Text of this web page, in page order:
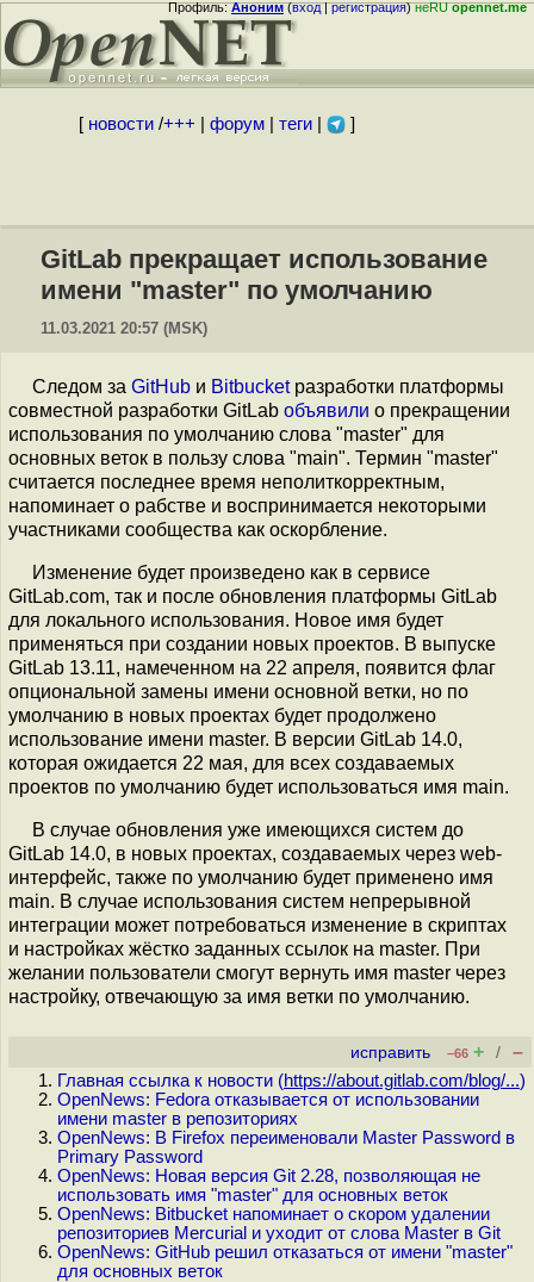
Профиль:Аноним(вход|регистрация)неRUopennet.me
[ новости/+++ форум| теги| ]
GitLab прекращает использование
имени "master" по умолчанию
11.03.2021 20:57 (MSK)
Следом за GitHub и Bitbucketразработки платформы
совместной разработки GitLab объявили о прекращении
использования по умолчанию слова "master" для
основных веток в пользу слова "main". Термин "master"
считается последнее время неполиткорректным,
напоминает о рабстве и воспринимается некоторыми
участниками сообщества как оскорбление.
Изменение будет произведено как в сервисе
GitLab.com, так и после обновления платформы GitLab
для локального использования. Новое имя будет
применяться при создании новых проектов. В выпуске
GitLab 13.11, намеченном на 22 апреля, появится флаг
опциональной замены имени основной ветки, но по
умолчанию в новых проектах будет продолжено
использование имени master. В версии GitLab 14.0,
которая ожидается 22 мая, для всех создаваемых
проектов по умолчанию будет использоваться имя main.
В случае обновления уже имеющихся систем до
GitLab 14.0, в новых проектах, создаваемых через web-
интерфейс, также по умолчанию будет применено имя
main. В случае использования систем непрерывной
интеграции может потребоваться изменение в скриптах
и настройках жёстко заданных ссылок на master. При
желании пользователи смогут вернуть имя master через
настройку, отвечающую за имя ветки по умолчанию.
исправить –66 + / –
Главная ссылка к новости (https://about.gitlab.com/blog/...)
OpenNews: Fedora отказывается от использовании
имени master в репозиториях
OpenNews: В Firefox переименовали Master Password в
Primary Password
OpenNews: Новая версия Git 2.28, позволяющая не
использовать имя "master" для основных веток
OpenNews: Bitbucket напоминает о скором удалении
репозиториев Mercurial и уходит от слова Master в Git
OpenNews: GitHub решил отказаться от имени "master"
для основных веток